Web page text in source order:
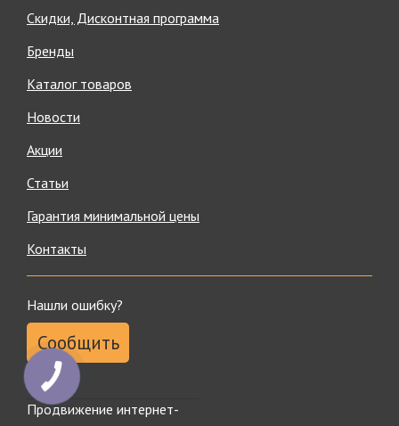
Скидки, Дисконтная программа
Бренды
Каталог товаров
Новости
Акции
Статьи
Гарантия минимальной цены
Контакты
Нашли ошибку?
Сообщить
Продвижение интернет-